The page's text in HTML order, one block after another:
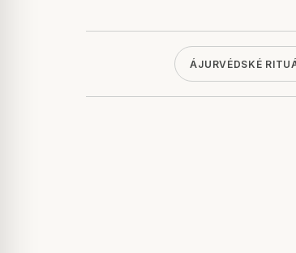
ÁJURVÉDSKÉ